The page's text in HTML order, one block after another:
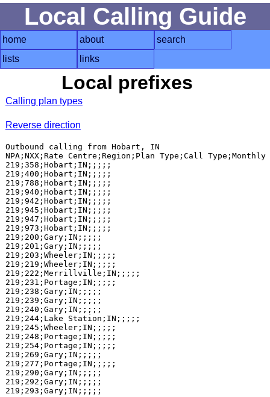
Local Calling Guide
home about
search
lists
links
Local prefixes
Calling plan types
Reverse direction
Outbound calling from Hobart, IN
NPA;NXX;Rate Centre;Region;Plan Type;Call
219;358;Hobart;IN;;;;;
219;400;Hobart;IN;;;;;
219;788;Hobart;IN;;;;;
219;940;Hobart;IN;;;;;
219;942;Hobart;IN;;;;;
219;945;Hobart;IN;;;;;
219;947;Hobart;IN;;;;;
219;973;Hobart;IN;;;;;
219;200;Gary;IN;;;;;
219;201;Gary;IN;;;;;
219;203;Wheeler;IN;;;;;
219;219;Wheeler;IN;;;;;
219;222;Merrillville;IN;;;;;
219;231;Portage;IN;;;;;
219;238;Gary;IN;;;;;
219;239;Gary;IN;;;;;
219;240;Gary;IN;;;;;
219;244;Lake Station;IN;;;;;
219;245;Wheeler;IN;;;;;
219;248;Portage;IN;;;;;
219;254;Portage;IN;;;;;
219;269;Gary;IN;;;;;
219;277;Portage;IN;;;;;
219;290;Gary;IN;;;;;
219;292;Gary;IN;;;;;
219;293;Gary;IN;;;;;